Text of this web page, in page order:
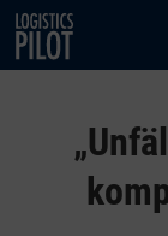
Dialog
window